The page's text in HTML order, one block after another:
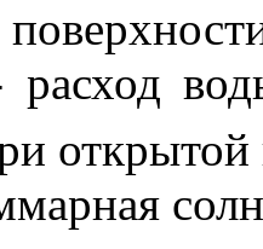
расход